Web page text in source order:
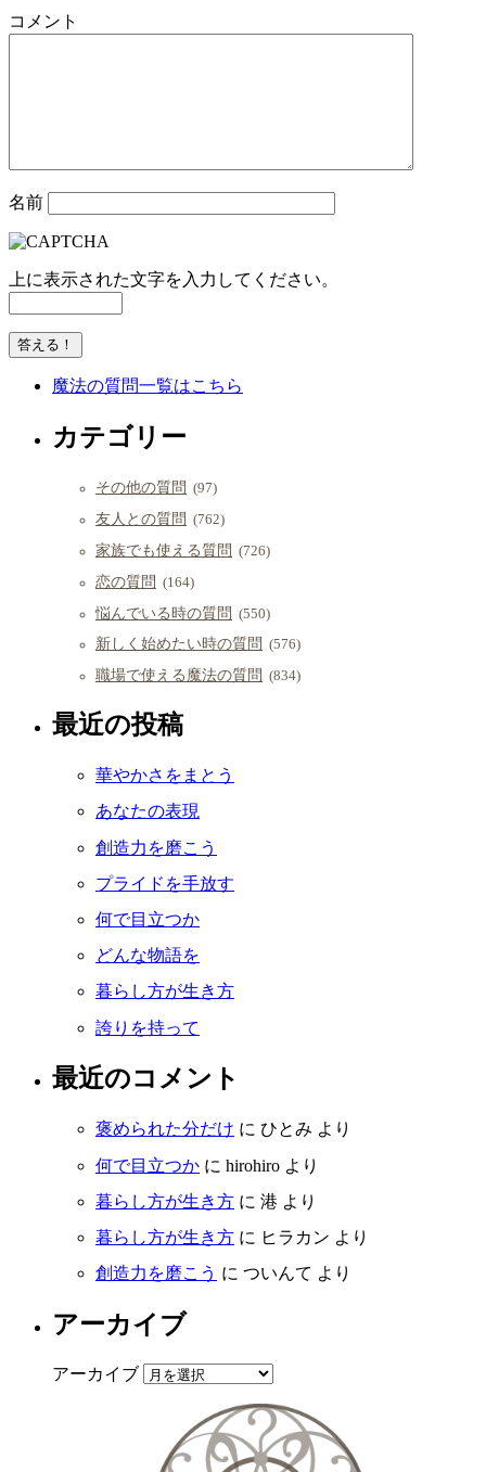
コメント
名前
上に表示された文字を入力してください。
魔法の質問一覧はこちら
カテゴリー
その他の質問 (97)
友人との質問 (762)
家族でも使える質問 (726)
恋の質問 (164)
悩んでいる時の質問 (550)
新しく始めたい時の質問 (576)
職場で使える魔法の質問 (834)
最近の投稿
華やかさをまとう
あなたの表現
創造力を磨こう
プライドを手放す
何で目立つか
どんな物語を
暮らし方が生き方
誇りを持って
最近のコメント
褒められた分だけ に ひとみ より
何で目立つか に hirohiro より
暮らし方が生き方 に 港 より
暮らし方が生き方 に ヒラカン より
創造力を磨こう に ついんて より
アーカイブ
アーカイブ